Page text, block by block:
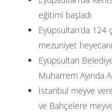
eğitimi başladı
Eyüpsultan’da 124
mezuniyet
Eyüpsultan
Muharrem Ayında
İstanbul meyve
ve Bahçelere